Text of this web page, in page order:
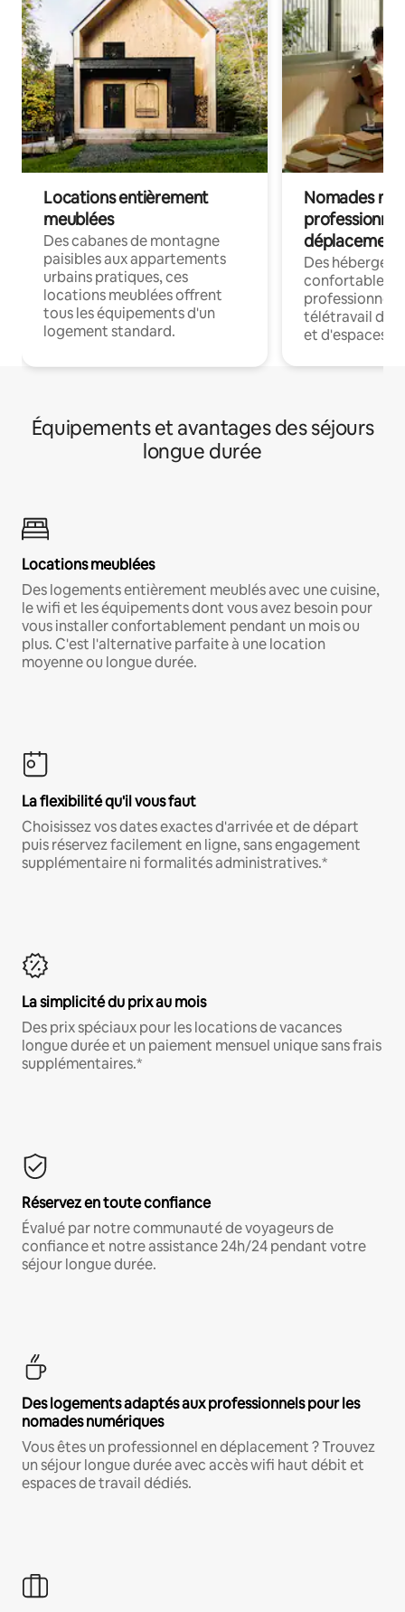
Locations entièrement
meublées
Des cabanes de montagne
paisibles aux appartements
urbains pratiques, ces
locations meublées offrent
tous les équipements d'un
logement standard.
Nomades
déplacement
Des
confortables
professionnels
télétravail
et d'espaces
Équipements et avantages des séjours
longue durée
Locations meublées
Des logements entièrement meublés avec une cuisine,
le wifi et les équipements dont vous avez besoin pour
vous installer confortablement pendant un mois ou
plus. C'est l'alternative parfaite à une location
moyenne ou longue durée.
La flexibilité qu'il vous faut
Choisissez vos dates exactes d'arrivée et de départ
puis réservez facilement en ligne, sans engagement
supplémentaire ni formalités administratives.*
La simplicité du prix au mois
Des prix spéciaux pour les locations de vacances
longue durée et un paiement mensuel unique sans frais
supplémentaires.*
Réservez en toute confiance
Évalué par notre communauté de voyageurs de
confiance et notre assistance 24h/24 pendant votre
séjour longue durée.
Des logements adaptés aux professionnels pour les
nomades numériques
Vous êtes un professionnel en déplacement ? Trouvez
un séjour longue durée avec accès wifi haut débit et
espaces de travail dédiés.